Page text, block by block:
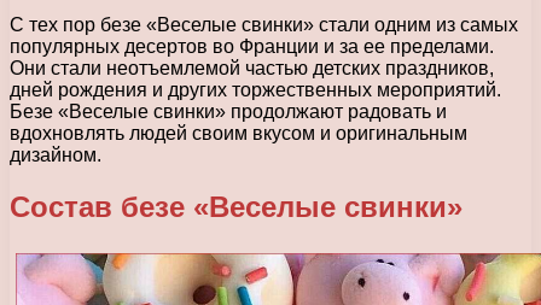
С тех пор безе «Веселые свинки» стали одним из самых
популярных десертов во Франции и за ее пределами.
Они стали неотъемлемой частью детских праздников,
дней рождения и других торжественных мероприятий.
Безе «Веселые свинки» продолжают радовать и
вдохновлять людей своим вкусом и оригинальным
дизайном.
Состав безе «Веселые свинки»